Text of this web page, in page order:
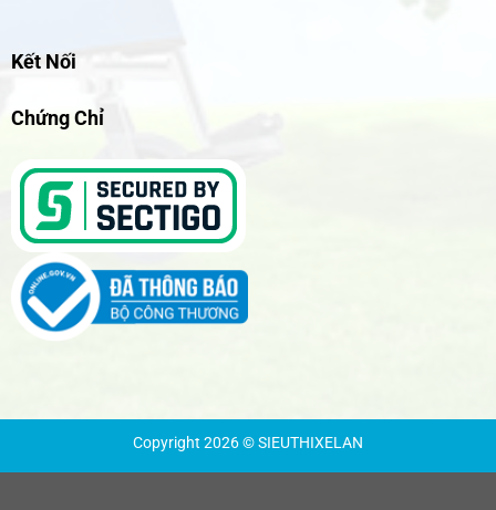
Kết Nối
Chứng Chỉ
Copyright 2026 © SIEUTHIXELAN